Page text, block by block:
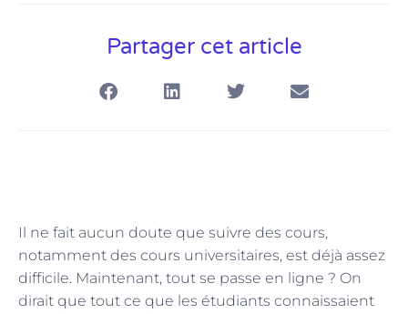
Partager cet article
Il ne fait aucun doute que suivre des cours,
notamment des cours universitaires, est déjà assez
difficile. Maintenant, tout se passe en ligne ? On
dirait que tout ce que les étudiants connaissaient